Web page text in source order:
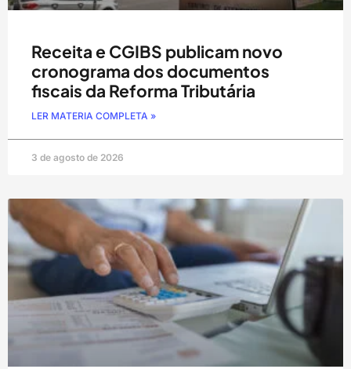
Receita e CGIBS publicam novo
cronograma dos documentos
fiscais da Reforma Tributária
LER MATERIA COMPLETA »
3 de agosto de 2026